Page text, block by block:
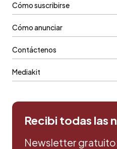
Cómo suscribirse
Cómo anunciar
Contáctenos
Mediakit
Recibi todas las
Newsletter